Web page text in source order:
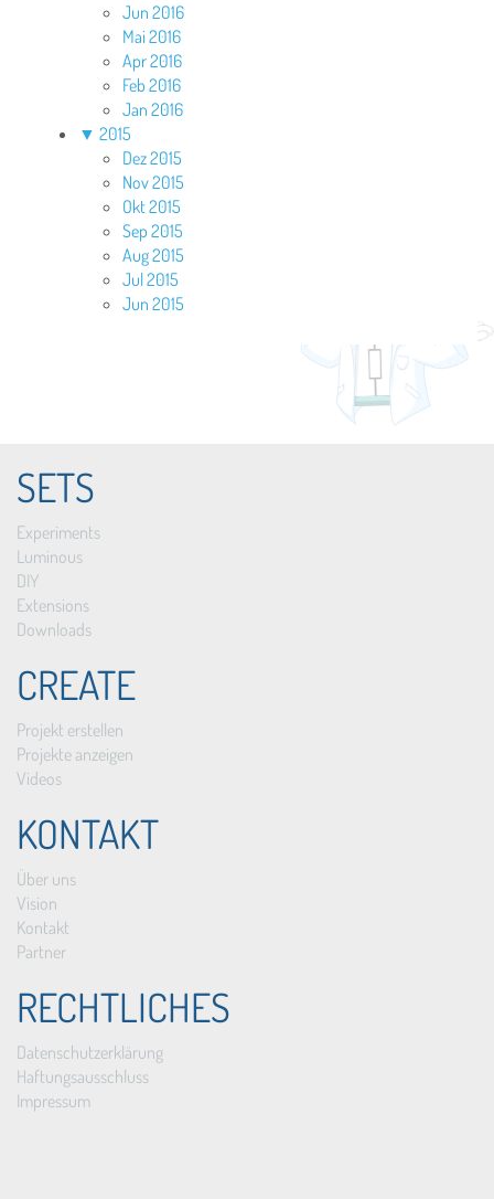
Jun 2016
Mai 2016
Apr 2016
Feb 2016
Jan 2016
▼ 2015
Dez 2015
Nov 2015
Okt 2015
Sep 2015
Aug 2015
Jul 2015
Jun 2015
SETS
Experiments
Luminous
DIY
Extensions
Downloads
CREATE
Projekt erstellen
Projekte anzeigen
Videos
KONTAKT
Über uns
Vision
Kontakt
Partner
RECHTLICHES
Datenschutzerklärung
Haftungsausschluss
Impressum